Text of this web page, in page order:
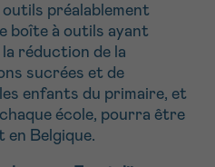
outils préalablement
boîte à outils ayant
réduction de la
sucrées et de
enfants du primaire, et
école, pourra être
en Belgique.